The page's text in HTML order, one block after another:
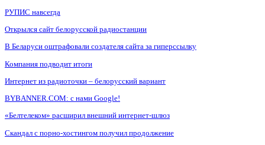
РУПИС навсегда
Открылся сайт белорусской радиостанции
В Беларуси оштрафовали создателя сайта за гиперссылку
Компания подводит итоги
Интернет из радиоточки – белорусский вариант
BYBANNER.COM: c нами Google!
«Белтелеком» расширил внешний интернет-шлюз
Скандал с порно-хостингом получил продолжение